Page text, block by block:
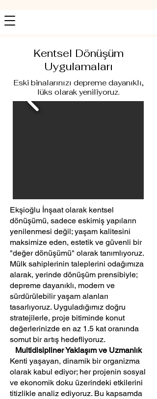
Kentsel Dönüşüm
Uygulamaları
Eski binalarınızı depreme dayanıklı,
lüks olarak yeniliyoruz.
Ekşioğlu İnşaat olarak kentsel
dönüşümü, sadece eskimiş yapıların
yenilenmesi değil; yaşam kalitesini
maksimize eden, estetik ve güvenli bir
"değer dönüşümü" olarak tanımlıyoruz.
Mülk sahiplerinin taleplerini odağımıza
alarak, yerinde dönüşüm prensibiyle;
depreme dayanıklı, modern ve
sürdürülebilir yaşam alanları
tasarlıyoruz. Uyguladığımız doğru
stratejilerle, proje bitiminde konut
değerlerinizde en az 1.5 kat oranında
somut bir artış hedefliyoruz.
Multidisipliner Yaklaşım ve Uzmanlık
Kenti yaşayan, dinamik bir organizma
olarak kabul ediyor; her projenin sosyal
ve ekonomik doku üzerindeki etkilerini
titizlikle analiz ediyoruz. Bu kapsamda